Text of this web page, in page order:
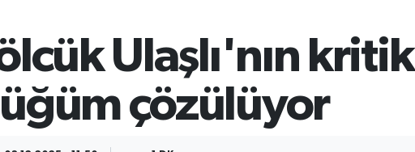
Ulaşlı'nın kritik
çözülüyor